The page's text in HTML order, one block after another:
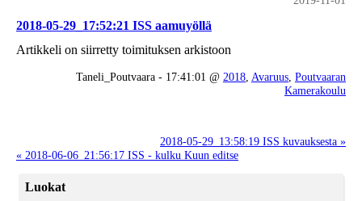
2018-05-29_17:52:21 ISS aamuyöllä
Artikkeli on siirretty toimituksen arkistoon
Taneli_Poutvaara - 17:41:01 @ 2018 Avaruus Poutvaaran
Kamerakoulu
2018-05-29_13:58:19 ISS kuvauksesta »
« 2018-06-06_21:56:17 ISS - kulku Kuun editse
Luokat